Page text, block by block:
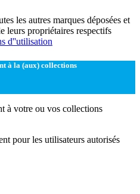
les autres marques déposées et
leurs propriétaires respectifs
d''utilisation
à la (aux) collections
à votre ou vos collections
pour les utilisateurs autorisés